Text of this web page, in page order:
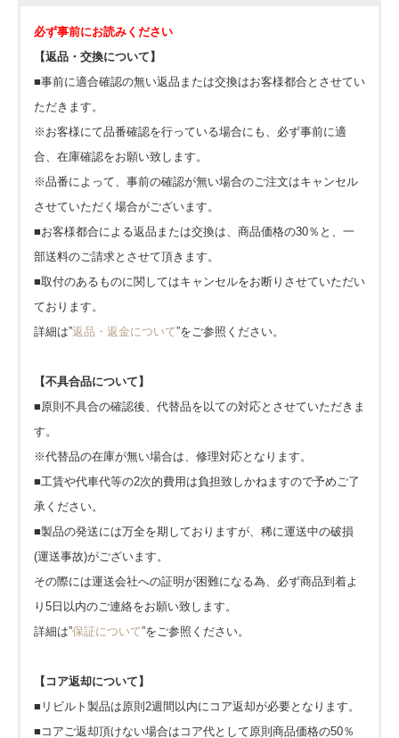
必ず事前にお読みください
【返品・交換について】
■事前に適合確認の無い返品または交換はお客様都合とさせてい
ただきます。
※お客様にて品番確認を行っている場合にも、必ず事前に適
合、在庫確認をお願い致します。
※品番によって、事前の確認が無い場合のご注文はキャンセル
させていただく場合がございます。
■お客様都合による返品または交換は、商品価格の30％と、一
部送料のご請求とさせて頂きます。
■取付のあるものに関してはキャンセルをお断りさせていただい
ております。
詳細は”返品・返金について”をご参照ください。
【不具合品について】
■原則不具合の確認後、代替品を以ての対応とさせていただきま
す。
※代替品の在庫が無い場合は、修理対応となります。
■工賃や代車代等の2次的費用は負担致しかねますので予めご了
承ください。
■製品の発送には万全を期しておりますが、稀に運送中の破損
(運送事故)がございます。
その際には運送会社への証明が困難になる為、必ず商品到着よ
り5日以内のご連絡をお願い致します。
詳細は”保証について”をご参照ください。
【コア返却について】
■リビルト製品は原則2週間以内にコア返却が必要となります。
■コアご返却頂けない場合はコア代として原則商品価格の50％